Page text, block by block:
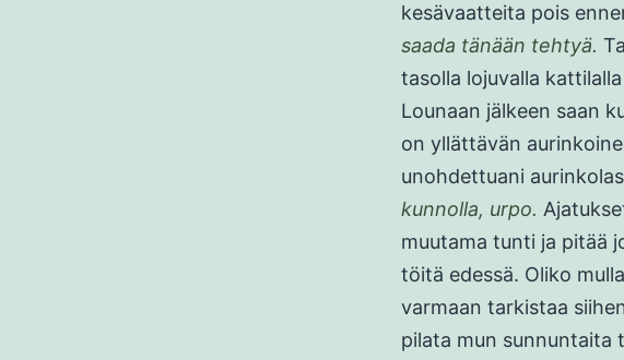
kesävaatteita pois
saada tänään tehtyä.
tasolla lojuvalla
Lounaan jälkeen saan
on yllättävän
unohdettuani
kunnolla, urpo.
muutama tunti ja pitää
töitä edessä. Oliko
varmaan tarkistaa
pilata mun sunnuntaita